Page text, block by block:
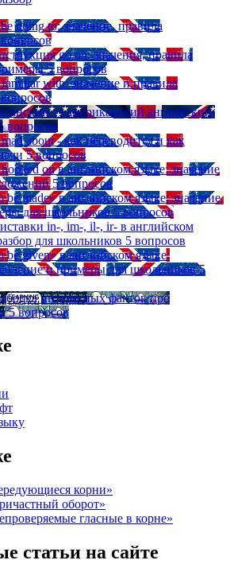
going to: значение, правила
go on: значения, правила
5 вопросов
with: значение и правила
vs американский английский:
вопросов
about - как переводится и как
5 вопросов
on в английском языке: значение
5 вопросов
be made» в английском языке: значение,
для школьников 5 вопросов
in-, im-, il-, ir- в английском
для школьников 5 вопросов
be given» в английском языке:
и примеры для школьников 5
интересных фактов про
5 вопросов
корни»
оборот»
гласные в корне»
статьи на сайте